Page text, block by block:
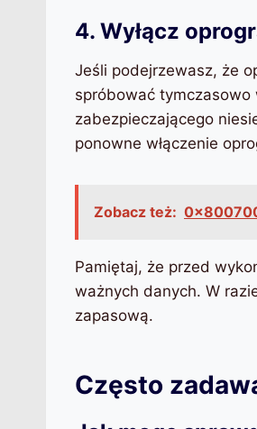
4. Wyłącz
Jeśli podejrzewasz, że
spróbować tymczasowo
zabezpieczającego
ponowne włączenie
Zobacz też:
Pamiętaj, że przed
ważnych danych. W
zapasową.
Często